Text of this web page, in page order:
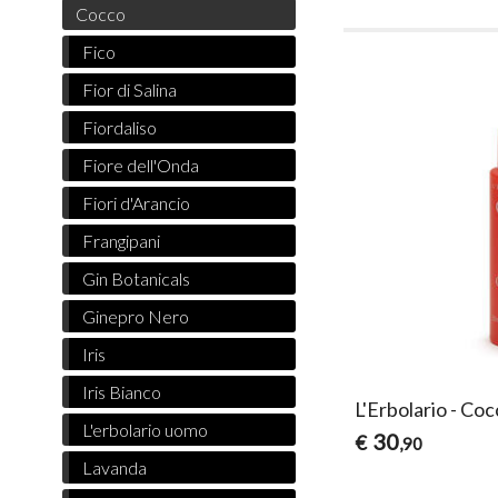
L'Erbolario -
€ 30,90
Cocco
Fico
Fior di Salina
Fiordaliso
Fiore dell'Onda
Fiori d'Arancio
Frangipani
Gin Botanicals
Ginepro Nero
Iris
Iris Bianco
L'erbolario uomo
Lavanda